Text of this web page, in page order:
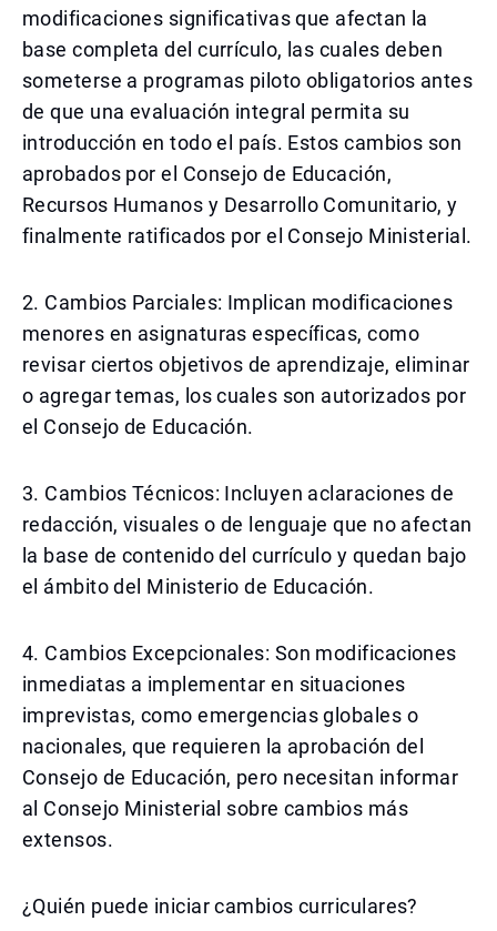
modificaciones significativas que afectan la
base completa del currículo, las cuales deben
someterse a programas piloto obligatorios antes
de que una evaluación integral permita su
introducción en todo el país. Estos cambios son
aprobados por el Consejo de Educación,
Recursos Humanos y Desarrollo Comunitario, y
finalmente ratificados por el Consejo Ministerial.
2. Cambios Parciales: Implican modificaciones
menores en asignaturas específicas, como
revisar ciertos objetivos de aprendizaje, eliminar
o agregar temas, los cuales son autorizados por
el Consejo de Educación.
3. Cambios Técnicos: Incluyen aclaraciones de
redacción, visuales o de lenguaje que no afectan
la base de contenido del currículo y quedan bajo
el ámbito del Ministerio de Educación.
4. Cambios Excepcionales: Son modificaciones
inmediatas a implementar en situaciones
imprevistas, como emergencias globales o
nacionales, que requieren la aprobación del
Consejo de Educación, pero necesitan informar
al Consejo Ministerial sobre cambios más
extensos.
¿Quién puede iniciar cambios curriculares?